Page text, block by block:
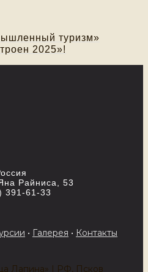
туризм»
2025»!
Райниса, 53
391-61-33
• Галерея • Контакты
Лапина» | РФ, Псков